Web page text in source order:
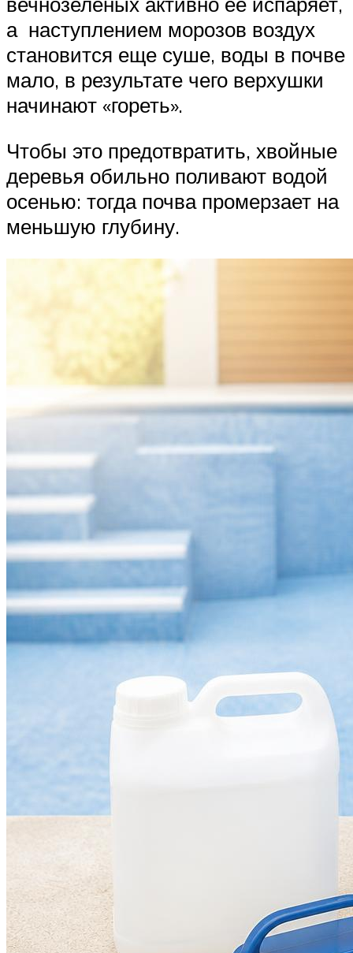
а наступлением морозов воздух
становится еще суше, воды в почве
мало, в результате чего верхушки
начинают «гореть».
Чтобы это предотвратить, хвойные
деревья обильно поливают водой
осенью: тогда почва промерзает на
меньшую глубину.